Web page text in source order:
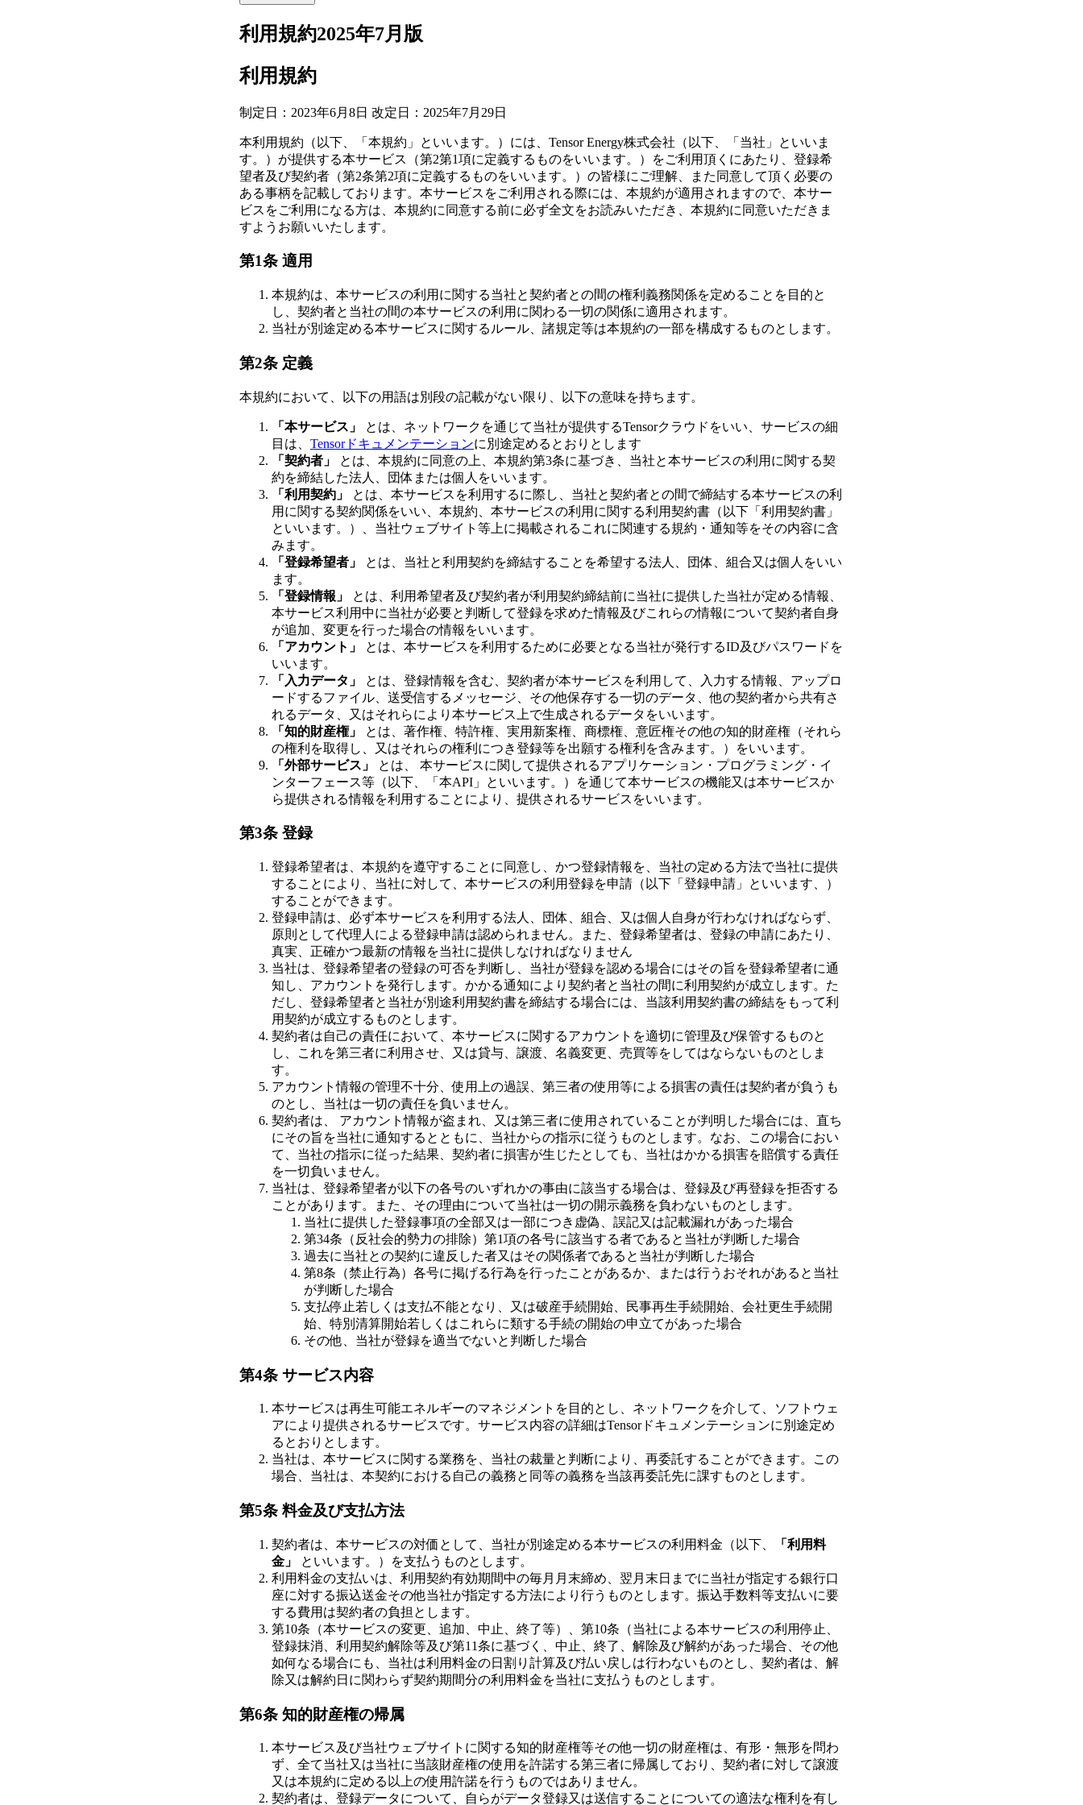
利用規約2025年7月版
利用規約
制定日：2023年6月8日 改定日：2025年7月29日
本利用規約（以下、「本規約」といいます。）には、Tensor Energy株式会社（以下、「当社」といいま
す。）が提供する本サービス（第2第1項に定義するものをいいます。）をご利用頂くにあたり、登録希
望者及び契約者（第2条第2項に定義するものをいいます。）の皆様にご理解、また同意して頂く必要の
ある事柄を記載しております。本サービスをご利用される際には、本規約が適用されますので、本サー
ビスをご利用になる方は、本規約に同意する前に必ず全文をお読みいただき、本規約に同意いただきま
すようお願いいたします。
第1条 適用
本規約は、本サービスの利用に関する当社と契約者との間の権利義務関係を定めることを目的と
し、契約者と当社の間の本サービスの利用に関わる一切の関係に適用されます。
当社が別途定める本サービスに関するルール、諸規定等は本規約の一部を構成するものとします。
第2条 定義
本規約において、以下の用語は別段の記載がない限り、以下の意味を持ちます。
「本サービス」
とは、ネットワークを通じて当社が提供するTensorクラウドをいい、サービスの細
目は、 Tensorドキュメンテーションに別途定めるとおりとします
「契約者」
とは、本規約に同意の上、本規約第3条に基づき、当社と本サービスの利用に関する契
約を締結した法人、団体または個人をいいます。
「利用契約」
とは、本サービスを利用するに際し、当社と契約者との間で締結する本サービスの利
用に関する契約関係をいい、本規約、本サービスの利用に関する利用契約書（以下「利用契約書」
といいます。）、当社ウェブサイト等上に掲載されるこれに関連する規約・通知等をその内容に含
みます。
「登録希望者」
とは、当社と利用契約を締結することを希望する法人、団体、組合又は個人をいい
ます。
「登録情報」
とは、利用希望者及び契約者が利用契約締結前に当社に提供した当社が定める情報、
本サービス利用中に当社が必要と判断して登録を求めた情報及びこれらの情報について契約者自身
が追加、変更を行った場合の情報をいいます。
「アカウント」
とは、本サービスを利用するために必要となる当社が発行するID及びパスワードを
いいます。
「入力データ」
とは、登録情報を含む、契約者が本サービスを利用して、入力する情報、アップロ
ードするファイル、送受信するメッセージ、その他保存する一切のデータ、他の契約者から共有さ
れるデータ、又はそれらにより本サービス上で生成されるデータをいいます。
「知的財産権」
とは、著作権、特許権、実用新案権、商標権、意匠権その他の知的財産権（それら
の権利を取得し、又はそれらの権利につき登録等を出願する権利を含みます。）をいいます。
「外部サービス」
とは、 本サービスに関して提供されるアプリケーション・プログラミング・イ
ンターフェース等（以下、「本API」といいます。）を通じて本サービスの機能又は本サービスか
ら提供される情報を利用することにより、提供されるサービスをいいます。
第3条 登録
登録希望者は、本規約を遵守することに同意し、かつ登録情報を、当社の定める方法で当社に提供
することにより、当社に対して、本サービスの利用登録を申請（以下「登録申請」といいます、）
することができます。
登録申請は、必ず本サービスを利用する法人、団体、組合、又は個人自身が行わなければならず、
原則として代理人による登録申請は認められません。また、登録希望者は、登録の申請にあたり、
真実、正確かつ最新の情報を当社に提供しなければなりません
当社は、登録希望者の登録の可否を判断し、当社が登録を認める場合にはその旨を登録希望者に通
知し、アカウントを発行します。かかる通知により契約者と当社の間に利用契約が成立します。た
だし、登録希望者と当社が別途利用契約書を締結する場合には、当該利用契約書の締結をもって利
用契約が成立するものとします。
契約者は自己の責任において、本サービスに関するアカウントを適切に管理及び保管するものと
し、これを第三者に利用させ、又は貸与、譲渡、名義変更、売買等をしてはならないものとしま
す。
アカウント情報の管理不十分、使用上の過誤、第三者の使用等による損害の責任は契約者が負うも
のとし、当社は一切の責任を負いません。
契約者は、 アカウント情報が盗まれ、又は第三者に使用されていることが判明した場合には、直ち
にその旨を当社に通知するとともに、当社からの指示に従うものとします。なお、この場合におい
て、当社の指示に従った結果、契約者に損害が生じたとしても、当社はかかる損害を賠償する責任
を一切負いません。
当社は、登録希望者が以下の各号のいずれかの事由に該当する場合は、登録及び再登録を拒否する
ことがあります。また、その理由について当社は一切の開示義務を負わないものとします。
当社に提供した登録事項の全部又は一部につき虚偽、誤記又は記載漏れがあった場合
第34条（反社会的勢力の排除）第1項の各号に該当する者であると当社が判断した場合
過去に当社との契約に違反した者又はその関係者であると当社が判断した場合
第8条（禁止行為）各号に掲げる行為を行ったことがあるか、または行うおそれがあると当社
が判断した場合
支払停止若しくは支払不能となり、又は破産手続開始、民事再生手続開始、会社更生手続開
始、特別清算開始若しくはこれらに類する手続の開始の申立てがあった場合
その他、当社が登録を適当でないと判断した場合
第4条 サービス内容
本サービスは再生可能エネルギーのマネジメントを目的とし、ネットワークを介して、ソフトウェ
アにより提供されるサービスです。サービス内容の詳細はTensorドキュメンテーションに別途定め
るとおりとします。
当社は、本サービスに関する業務を、当社の裁量と判断により、再委託することができます。この
場合、当社は、本契約における自己の義務と同等の義務を当該再委託先に課すものとします。
第5条 料金及び支払方法
契約者は、本サービスの対価として、当社が別途定める本サービスの利用料金（以下、
「利用料
金」
といいます。）を支払うものとします。
利用料金の支払いは、利用契約有効期間中の毎月月末締め、翌月末日までに当社が指定する銀行口
座に対する振込送金その他当社が指定する方法により行うものとします。振込手数料等支払いに要
する費用は契約者の負担とします。
第10条（本サービスの変更、追加、中止、終了等）、第10条（当社による本サービスの利用停止、
登録抹消、利用契約解除等及び第11条に基づく、中止、終了、解除及び解約があった場合、その他
如何なる場合にも、当社は利用料金の日割り計算及び払い戻しは行わないものとし、契約者は、解
除又は解約日に関わらず契約期間分の利用料金を当社に支払うものとします。
第6条 知的財産権の帰属
本サービス及び当社ウェブサイトに関する知的財産権等その他一切の財産権は、有形・無形を問わ
ず、全て当社又は当社に当該財産権の使用を許諾する第三者に帰属しており、契約者に対して譲渡
又は本規約に定める以上の使用許諾を行うものではありません。
契約者は、登録データについて、自らがデータ登録又は送信することについての適法な権利を有し